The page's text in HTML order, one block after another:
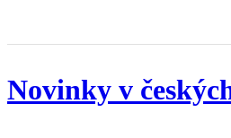
Novinky v